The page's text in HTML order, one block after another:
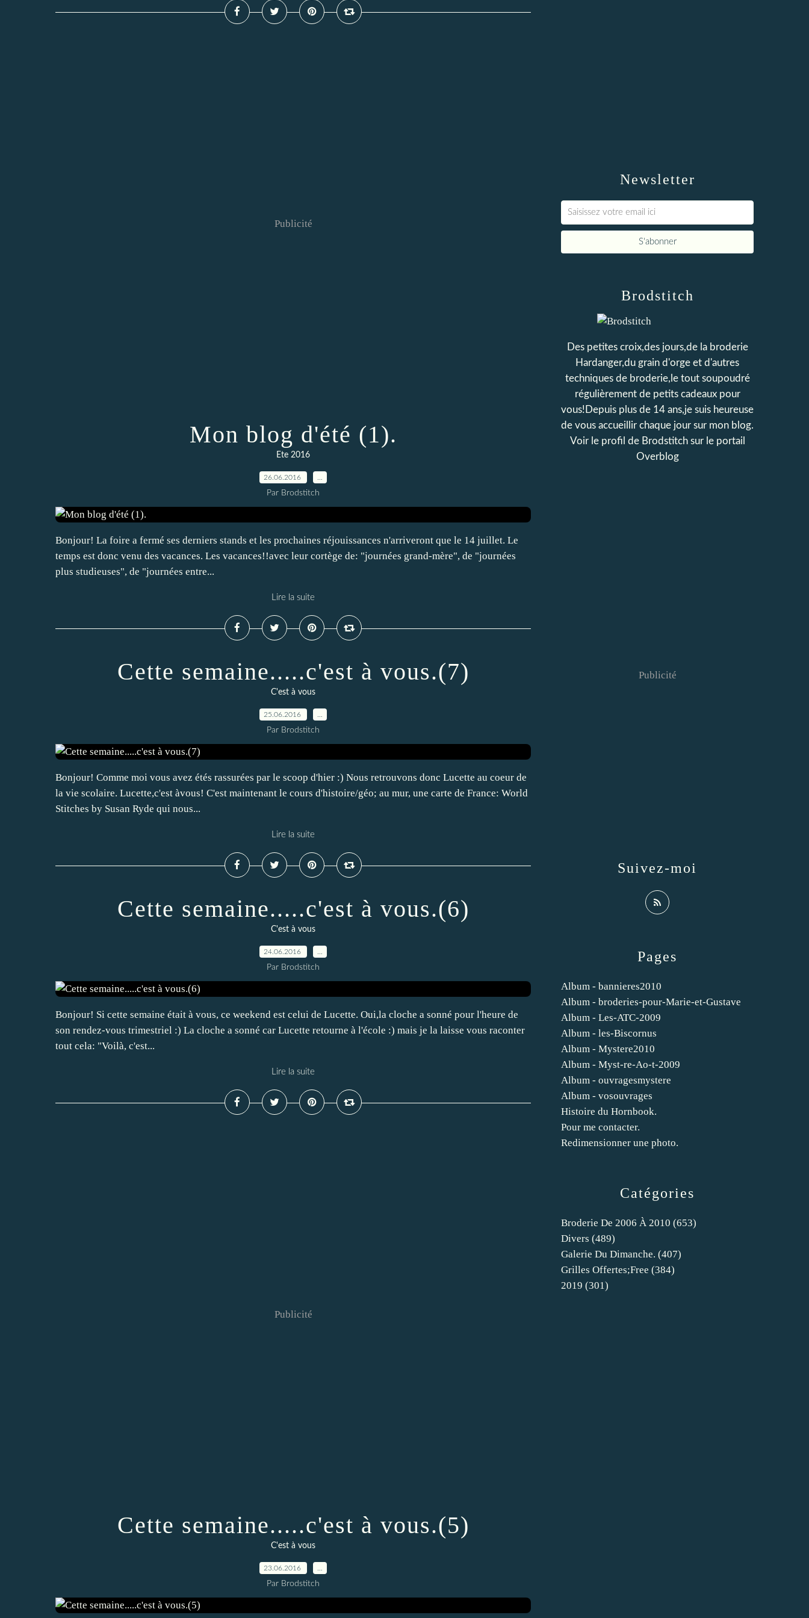
Publicité
Mon blog d'été (1).
Ete 2016
26.06.2016
Par Brodstitch
Bonjour! La foire a fermé ses derniers stands et les prochaines réjouissances n'arriveront que le 14 juillet. Le
temps est donc venu des vacances. Les vacances!!avec leur cortège de: "journées grand-mère", de "journées
plus studieuses", de "journées entre...
Lire la suite
Cette semaine.....c'est à vous.(7)
C'est à vous
25.06.2016
Par Brodstitch
Bonjour! Comme moi vous avez étés rassurées par le scoop d'hier :) Nous retrouvons donc Lucette au coeur de
la vie scolaire. Lucette,c'est àvous! C'est maintenant le cours d'histoire/géo; au mur, une carte de France: World
Stitches by Susan Ryde qui nous...
Lire la suite
Cette semaine.....c'est à vous.(6)
C'est à vous
24.06.2016
Par Brodstitch
Bonjour! Si cette semaine était à vous, ce weekend est celui de Lucette. Oui,la cloche a sonné pour l'heure de
son rendez-vous trimestriel :) La cloche a sonné car Lucette retourne à l'école :) mais je la laisse vous raconter
tout cela: "Voilà, c'est...
Lire la suite
Publicité
Cette semaine.....c'est à vous.(5)
C'est à vous
23.06.2016
Par Brodstitch
Newsletter
Catégories
Broderie De 2006 À 2010 (653)
Divers (489)
Galerie Du Dimanche. (407)
Grilles Offertes;free (384)
2019 (301)
Pages
Album - bannieres2010
Album - broderies-pour-Marie-et-Gustave
Album - Les-ATC-2009
Album - les-Biscornus
Album - Mystere2010
Album - Myst-re-Ao-t-2009
Album - ouvragesmystere
Album - vosouvrages
Histoire du Hornbook.
Pour me contacter.
Redimensionner une photo.
Brodstitch
Des petites croix,des jours,de la broderie
Hardanger,du grain d'orge et d'autres
techniques de broderie,le tout soupoudré
régulièrement de petits cadeaux pour
vous!Depuis plus de 14 ans,je suis heureuse
de vous accueillir chaque jour sur mon blog.
Voir le profil de Brodstitchsur le portail
Overblog
Suivez-moi
Publicité